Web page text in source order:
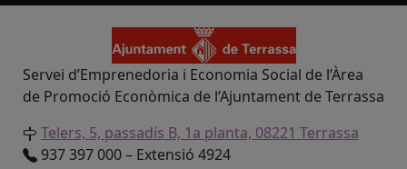
Servei d’Emprenedoria i Economia Social de l’Àrea
de Promoció Econòmica de l’Ajuntament de Terrassa
Telers, 5, passadís B, 1a planta, 08221 Terrassa
937 397 000 – Extensió 4924